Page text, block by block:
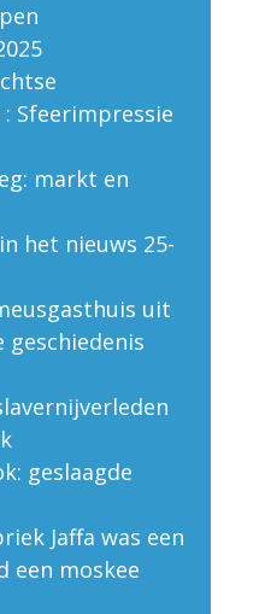
: Sfeerimpressie
markt en
het nieuws 25-
uit
geschiedenis
geslaagde
Jaffa was een
een moskee